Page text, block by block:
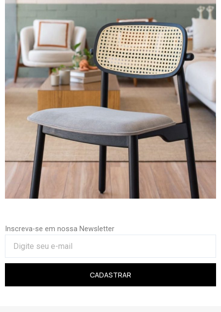
Inscreva-se em nossa Newsletter
CADASTRAR